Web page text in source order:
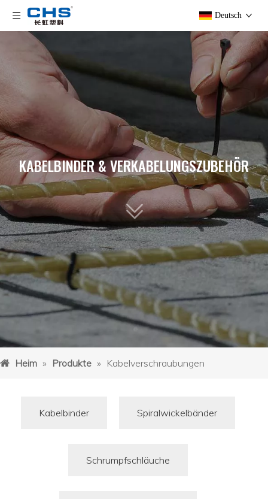
Deutsch
KABELBINDER & VERKABELUNGSZUBEHÖR
Heim » Produkte » Kabelverschraubungen
Kabelbinder Spiralwickelbänder
Schrumpfschläuche